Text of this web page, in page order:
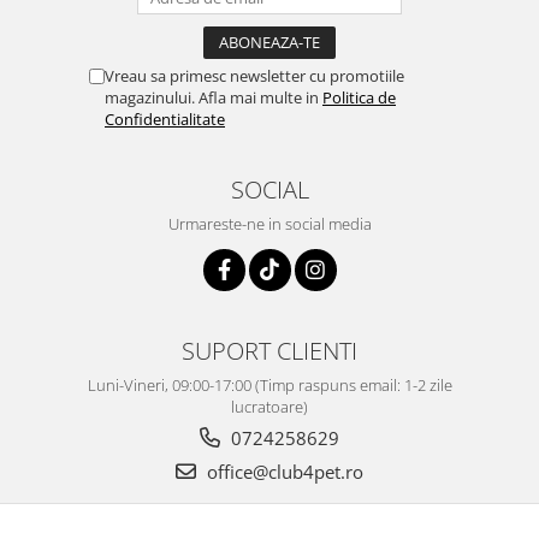
Hrana se introduce treptat în rația alimentară (cel puțin în
primele 5 zile). Asigură-i animalului acces permanent la apă
Vreau sa primesc newsletter cu promotiile
magazinului. Afla mai multe in Politica de
Confidentialitate
SOCIAL
Urmareste-ne in social media
SUPORT CLIENTI
Luni-Vineri, 09:00-17:00 (Timp raspuns email: 1-2 zile
lucratoare)
0724258629
office@club4pet.ro